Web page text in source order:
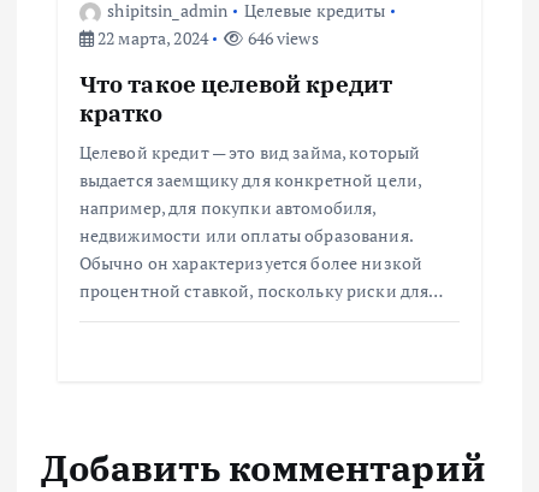
shipitsin_admin
Целевые кредиты
22 марта, 2024
646 views
Что такое целевой кредит
кратко
Целевой кредит — это вид займа, который
выдается заемщику для конкретной цели,
например, для покупки автомобиля,
недвижимости или оплаты образования.
Обычно он характеризуется более низкой
процентной ставкой, поскольку риски для…
Добавить комментарий